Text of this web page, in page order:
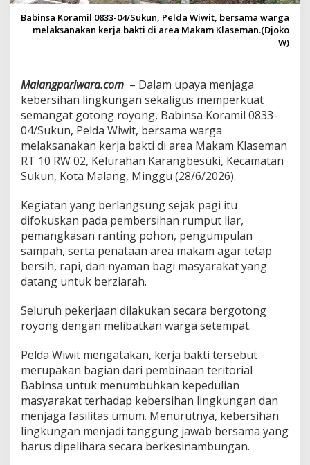
r
s
i
a
b
n
s
a
S
u
k
n
B
e
s
a
m
W
r
a
G
e
a
r
K
e
Babinsa Koramil 0833-04/Sukun, Pelda Wiwit, bersama warga
melaksanakan kerja bakti di area Makam Klaseman.(Djoko
W)
Malangpariwara.com – Dalam upaya menjaga
kebersihan lingkungan sekaligus memperkuat
semangat gotong royong, Babinsa Koramil 0833-
04/Sukun, Pelda Wiwit, bersama warga
melaksanakan kerja bakti di area Makam Klaseman
RT 10 RW 02, Kelurahan Karangbesuki, Kecamatan
Sukun, Kota Malang, Minggu (28/6/2026).
Kegiatan yang berlangsung sejak pagi itu
difokuskan pada pembersihan rumput liar,
pemangkasan ranting pohon, pengumpulan
sampah, serta penataan area makam agar tetap
bersih, rapi, dan nyaman bagi masyarakat yang
datang untuk berziarah.
Seluruh pekerjaan dilakukan secara bergotong
royong dengan melibatkan warga setempat.
Pelda Wiwit mengatakan, kerja bakti tersebut
merupakan bagian dari pembinaan teritorial
Babinsa untuk menumbuhkan kepedulian
masyarakat terhadap kebersihan lingkungan dan
menjaga fasilitas umum. Menurutnya, kebersihan
lingkungan menjadi tanggung jawab bersama yang
harus dipelihara secara berkesinambungan.